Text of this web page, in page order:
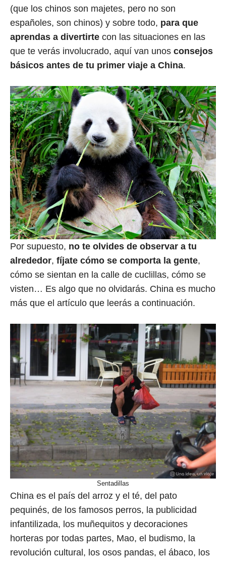
(que los chinos son majetes, pero no son
españoles, son chinos) y sobre todo, para que
aprendas a divertirte con las situaciones en las
que te verás involucrado, aquí van unos consejos
básicos antes de tu primer viaje a China.
Por supuesto, no te olvides de observar a tu
alrededor, fíjate cómo se comporta la gente,
cómo se sientan en la calle de cuclillas, cómo se
visten… Es algo que no olvidarás. China es mucho
más que el artículo que leerás a continuación.
Sentadillas
China es el país del arroz y el té, del pato
pequinés, de los famosos perros, la publicidad
infantilizada, los muñequitos y decoraciones
horteras por todas partes, Mao, el budismo, la
revolución cultural, los osos pandas, el ábaco, los